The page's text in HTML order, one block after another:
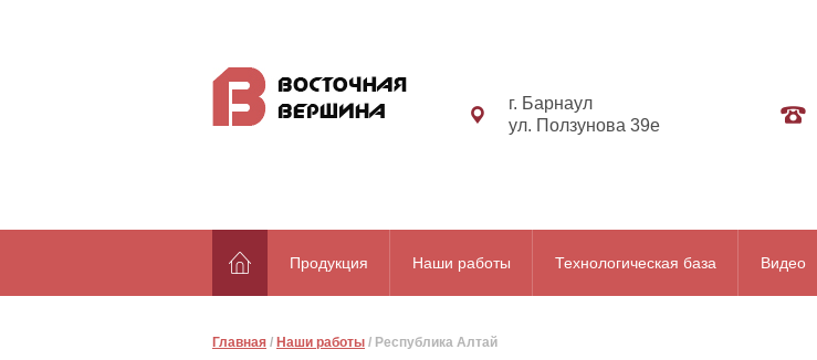
г. Барнаул
ул. Ползунова 39е
Продукция Наши работы Технологическая база Видео
Главная / Наши работы / Республика Алтай